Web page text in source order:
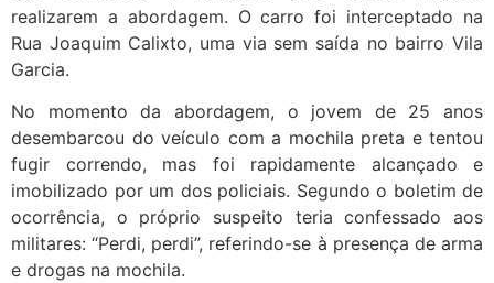
realizarem a abordagem. O carro foi interceptado na
Rua Joaquim Calixto, uma via sem saída no bairro Vila
Garcia.
No momento da abordagem, o jovem de 25 anos
desembarcou do veículo com a mochila preta e tentou
fugir correndo, mas foi rapidamente alcançado e
imobilizado por um dos policiais. Segundo o boletim de
ocorrência, o próprio suspeito teria confessado aos
militares: “Perdi, perdi”, referindo-se à presença de arma
e drogas na mochila.